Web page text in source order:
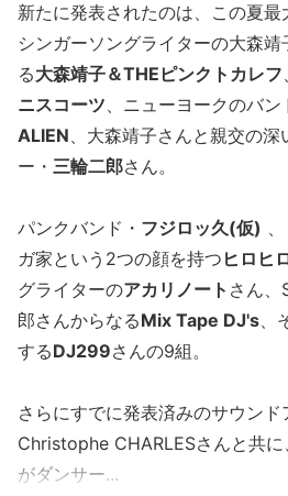
新たに発表されたのは、この夏
シンガーソングライターの大森
る大森靖子＆THEピンクトカレフ
ニスコーツ、ニューヨークのバン
ALIEN、大森靖子さんと親交の
ー・ 三輪二郎さん。
パンクバンド・ フジロッ久(仮)
ガ家という2つの顔を持つ ヒロヒ
グライターのアカリノート さん、
郎さんからなるMix Tape DJ's、
するDJ299さんの9組。
さらにすでに発表済みのサウンド
Christophe CHARLESさんと共に
がダンサー...